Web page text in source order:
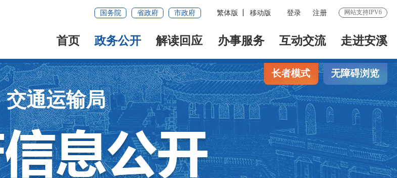
国务院 省政府 市政府 繁体版 移动版 登录 注册 网站支持IPV6
首页 政务公开 解读回应 办事服务 互动交流 走进安溪
长者模式 无障碍浏览
交通运输局